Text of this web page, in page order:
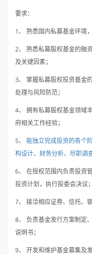
要求：
1 、 熟悉国内私募基金环境
2、 熟悉私募股权基金的融
及关键因素；
3、
掌握私募股权投资基金
处理与风险防范；
4、
拥有私募股权基金领域
府相关工作经验；
5、
能独立完成投资的各个
构设计、财务分析、尽职调
6、
在授权范围内负责投资
投资计划，执行投委会决议；
7、 接洽相应证券、信托、银
8、
负责基金发行方案制定
说明书；
9、 开发和维护基金募集及发